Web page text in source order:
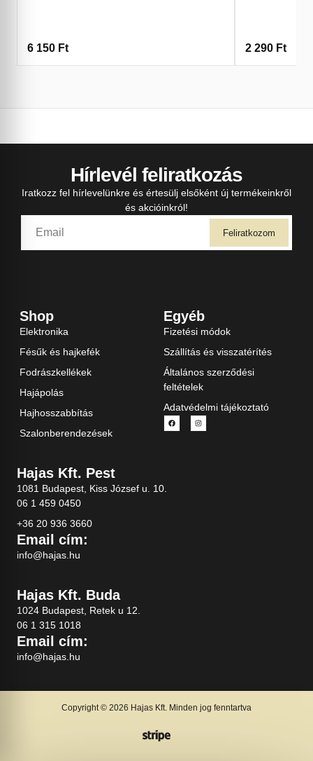
6 150 Ft 2 290 Ft
Hírlevél feliratkozás
Iratkozz fel hírlevelünkre és értesülj elsőként új termékeinkről
és akcióinkról!
Feliratkozom
Shop
Elektronika
Fésűk és hajkefék
Fodrászkellékek
Hajápolás
Hajhosszabbítás
Szalonberendezések
Egyéb
Fizetési módok
Szállítás és visszatérítés
Általános szerződési
feltételek
Adatvédelmi tájékoztató
Hajas Kft. Pest
1081 Budapest, Kiss József u. 10.
06 1 459 0450
+36 20 936 3660
Email cím:
info@hajas.hu
Hajas Kft. Buda
1024 Budapest, Retek u 12.
06 1 315 1018
Email cím:
info@hajas.hu
Copyright © 2026 Hajas Kft. Minden jog fenntartva